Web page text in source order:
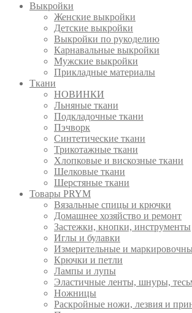
Выкройки
Женские выкройки
Детские выкройки
Выкройки по рукоделию
Карнавальные выкройки
Мужские выкройки
Прикладные материалы
Ткани
НОВИНКИ
Льняные ткани
Подкладочные ткани
Пэчворк
Синтетические ткани
Трикотажные ткани
Хлопковые и вискозные ткани
Шелковые ткани
Шерстяные ткани
Товары PRYM
Вязальные спицы и крючки
Домашнее хозяйство и ремонт
Застежки, кнопки, инструменты
Иглы и булавки
Измерительные и
Крючки и петли
Лампы и лупы
Эластичные ленты, шнуры,
Ножницы
Раскройные ножи, лезвия и